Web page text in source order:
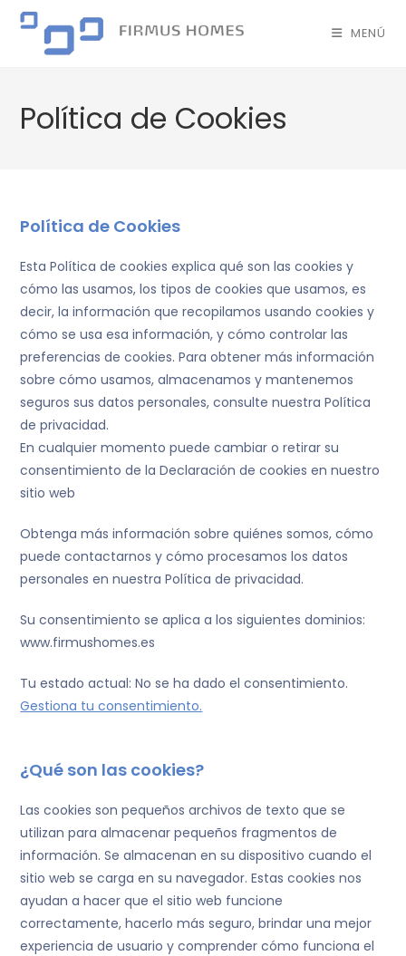
MENÚ
Política de Cookies
Política de Cookies
Esta Política de cookies explica qué son las cookies y
cómo las usamos, los tipos de cookies que usamos, es
decir, la información que recopilamos usando cookies y
cómo se usa esa información, y cómo controlar las
preferencias de cookies. Para obtener más información
sobre cómo usamos, almacenamos y mantenemos
seguros sus datos personales, consulte nuestra Política
de privacidad.
En cualquier momento puede cambiar o retirar su
consentimiento de la Declaración de cookies en nuestro
sitio web
Obtenga más información sobre quiénes somos, cómo
puede contactarnos y cómo procesamos los datos
personales en nuestra Política de privacidad.
Su consentimiento se aplica a los siguientes dominios:
www.firmushomes.es
Tu estado actual: No se ha dado el consentimiento.
Gestiona tu consentimiento.
¿Qué son las cookies?
Las cookies son pequeños archivos de texto que se
utilizan para almacenar pequeños fragmentos de
información. Se almacenan en su dispositivo cuando el
sitio web se carga en su navegador. Estas cookies nos
ayudan a hacer que el sitio web funcione
correctamente, hacerlo más seguro, brindar una mejor
experiencia de usuario y comprender cómo funciona el